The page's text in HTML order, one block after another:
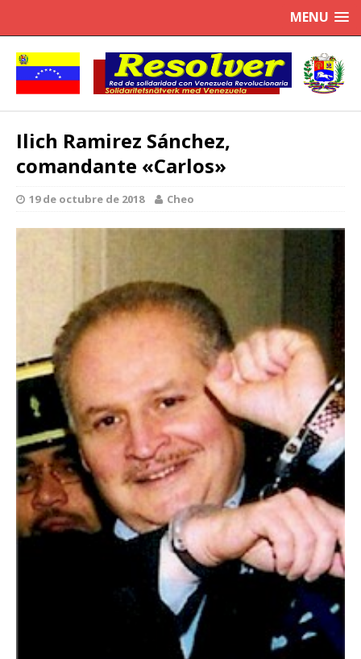
MENU
Ilich Ramirez Sánchez,
comandante «Carlos»
19 de octubre de 2018 Cheo